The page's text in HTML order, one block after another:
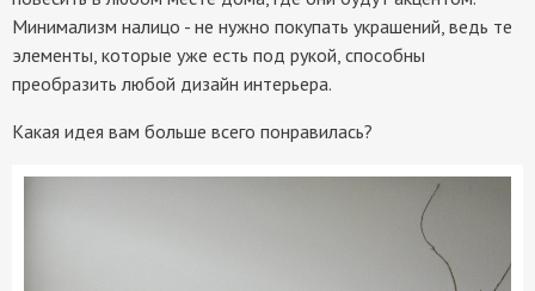
Минимализм налицо - не нужно покупать украшений, ведь те
элементы, которые уже есть под рукой, способны
преобразить любой дизайн интерьера.
Какая идея вам больше всего понравилась?